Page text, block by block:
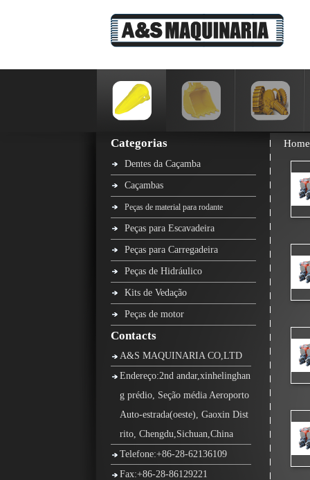
Categorias
Dentes da Caçamba
Caçambas
Peças de material para rodante
Peças para Escavadeira
Peças para Carregadeira
Peças de Hidráulico
Kits de Vedação
Peças de motor
Contacts
A&S MAQUINARIA CO,LTD
Endereço:2nd andar,xinhelinghan
g prédio, Seção média Aeroporto
Auto-estrada(oeste), Gaoxin Dist
rito, Chengdu,Sichuan,China
Telefone:+86-28-62136109
Fax:+86-28-86129221
Home